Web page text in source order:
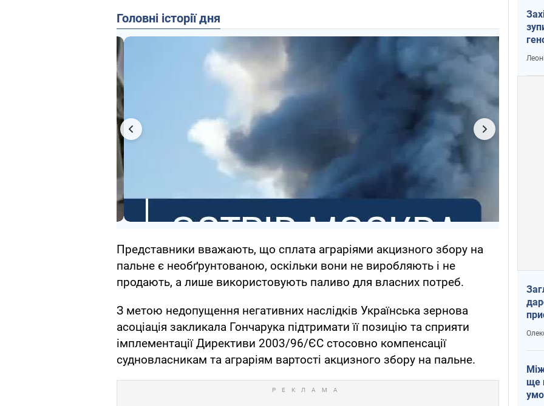
Головні історії дня
Представники вважають, що сплата аграріями акцизного збору на
пальне є необґрунтованою, оскільки вони не виробляють і не
продають, а лише використовують паливо для власних потреб.
З метою недопущення негативних наслідків Українська зернова
асоціація закликала Гончарука підтримати її позицію та сприяти
імплементації Директиви 2003/96/ЄС стосовно компенсації
судновласникам та аграріям вартості акцизного збору на пальне.
ще